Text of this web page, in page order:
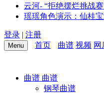
云河- “拒绝摆烂挑战
瑶瑶角色演示：仙桂
登录 | 注册
Menu 首页 曲谱 视频 网
曲谱 曲谱
钢琴曲谱